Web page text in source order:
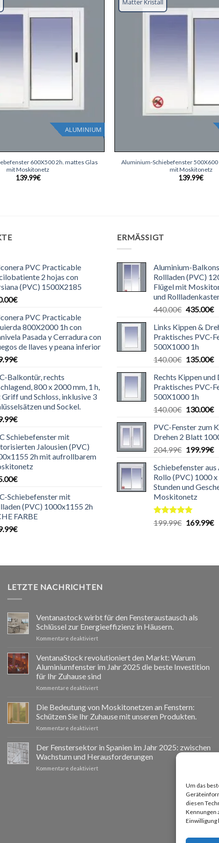
Um das
diesen
Kennungen
Einwilligung
ALUMINIUM
600X500 2h. mattes Glas
mit Moskitonetz
139.99€
Matter Kristall
Aluminium-Schiebefenster
mit Moskitonetz
139.99€
PVC Practicable
2 hojas con
(PVC) 1500X2185
€
PVC Practicable
800X2000 1h con
Pasada y Cerradura con
de llaves y peana inferior
€
Balkontür, rechts
800 x 2000 mm, 1 h,
und Schloss, inklusive 3
und Sockel.
€
Schiebefenster mit
Jalousien (PVC)
2h mit aufrollbarem
€
Schiebefenster mit
(PVC) 1000x1155 2h
FARBE
€
ERMÄSSIGT
Aluminium-
Rollladen (PVC)
Flügel mit
und
440.00€
war:
440.00€
435.00€
Links Kippen &
Praktisches PVC-
500X1000 1h
140.00€
war:
140.00€
135.00€
Rechts Kippen und
Praktisches PVC-
500X1000 1h
140.00€
war:
140.00€
130.00€
PVC-Fenster zum
Drehen 2 Blatt
204.99€
war:
204.99€
199.99€
Schiebefenster
Rollo (PVC) 1000
Stunden und
Moskitonetz
Bewertet
199.99€ 169.99€
LETZTE NACHRICHTEN
Ventanastock wirbt für den Fensteraustausch als
Schlüssel zur Energieeffizienz in Häusern.
Kommentare deaktiviertfür
impulsa
el
cambio
de
ventanas
clave
para
la
eficiencia
en
los
VentanaStock revolutioniert den Markt: Warum
Aluminiumfenster im Jahr 2025 die beste Investition
für Ihr Zuhause sind
Kommentare deaktiviertfür
VentanaStock
revoluciona
el
mercado:
qué
de
Die Bedeutung von Moskitonetzen an Fenstern:
Schützen Sie Ihr Zuhause mit unseren Produkten.
Kommentare deaktiviertfür
importancia
de
las
mosquiteras
Der Fenstersektor in Spanien im Jahr 2025: zwischen
Wachstum und Herausforderungen
Kommentare deaktiviertfür